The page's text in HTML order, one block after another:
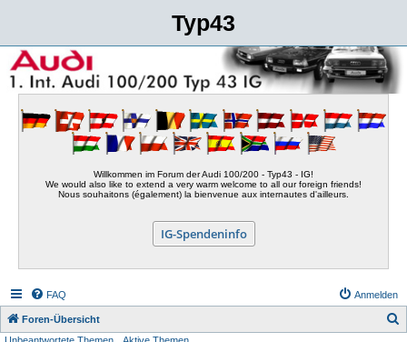
Typ43
Willkommen im Forum der Audi 100/200 - Typ43 - IG!
We would also like to extend a very warm welcome to all our foreign friends!
Nous souhaitons (également) la bienvenue aux internautes d'ailleurs.
IG-Spendeninfo
FAQ Anmelden
Foren-Übersicht